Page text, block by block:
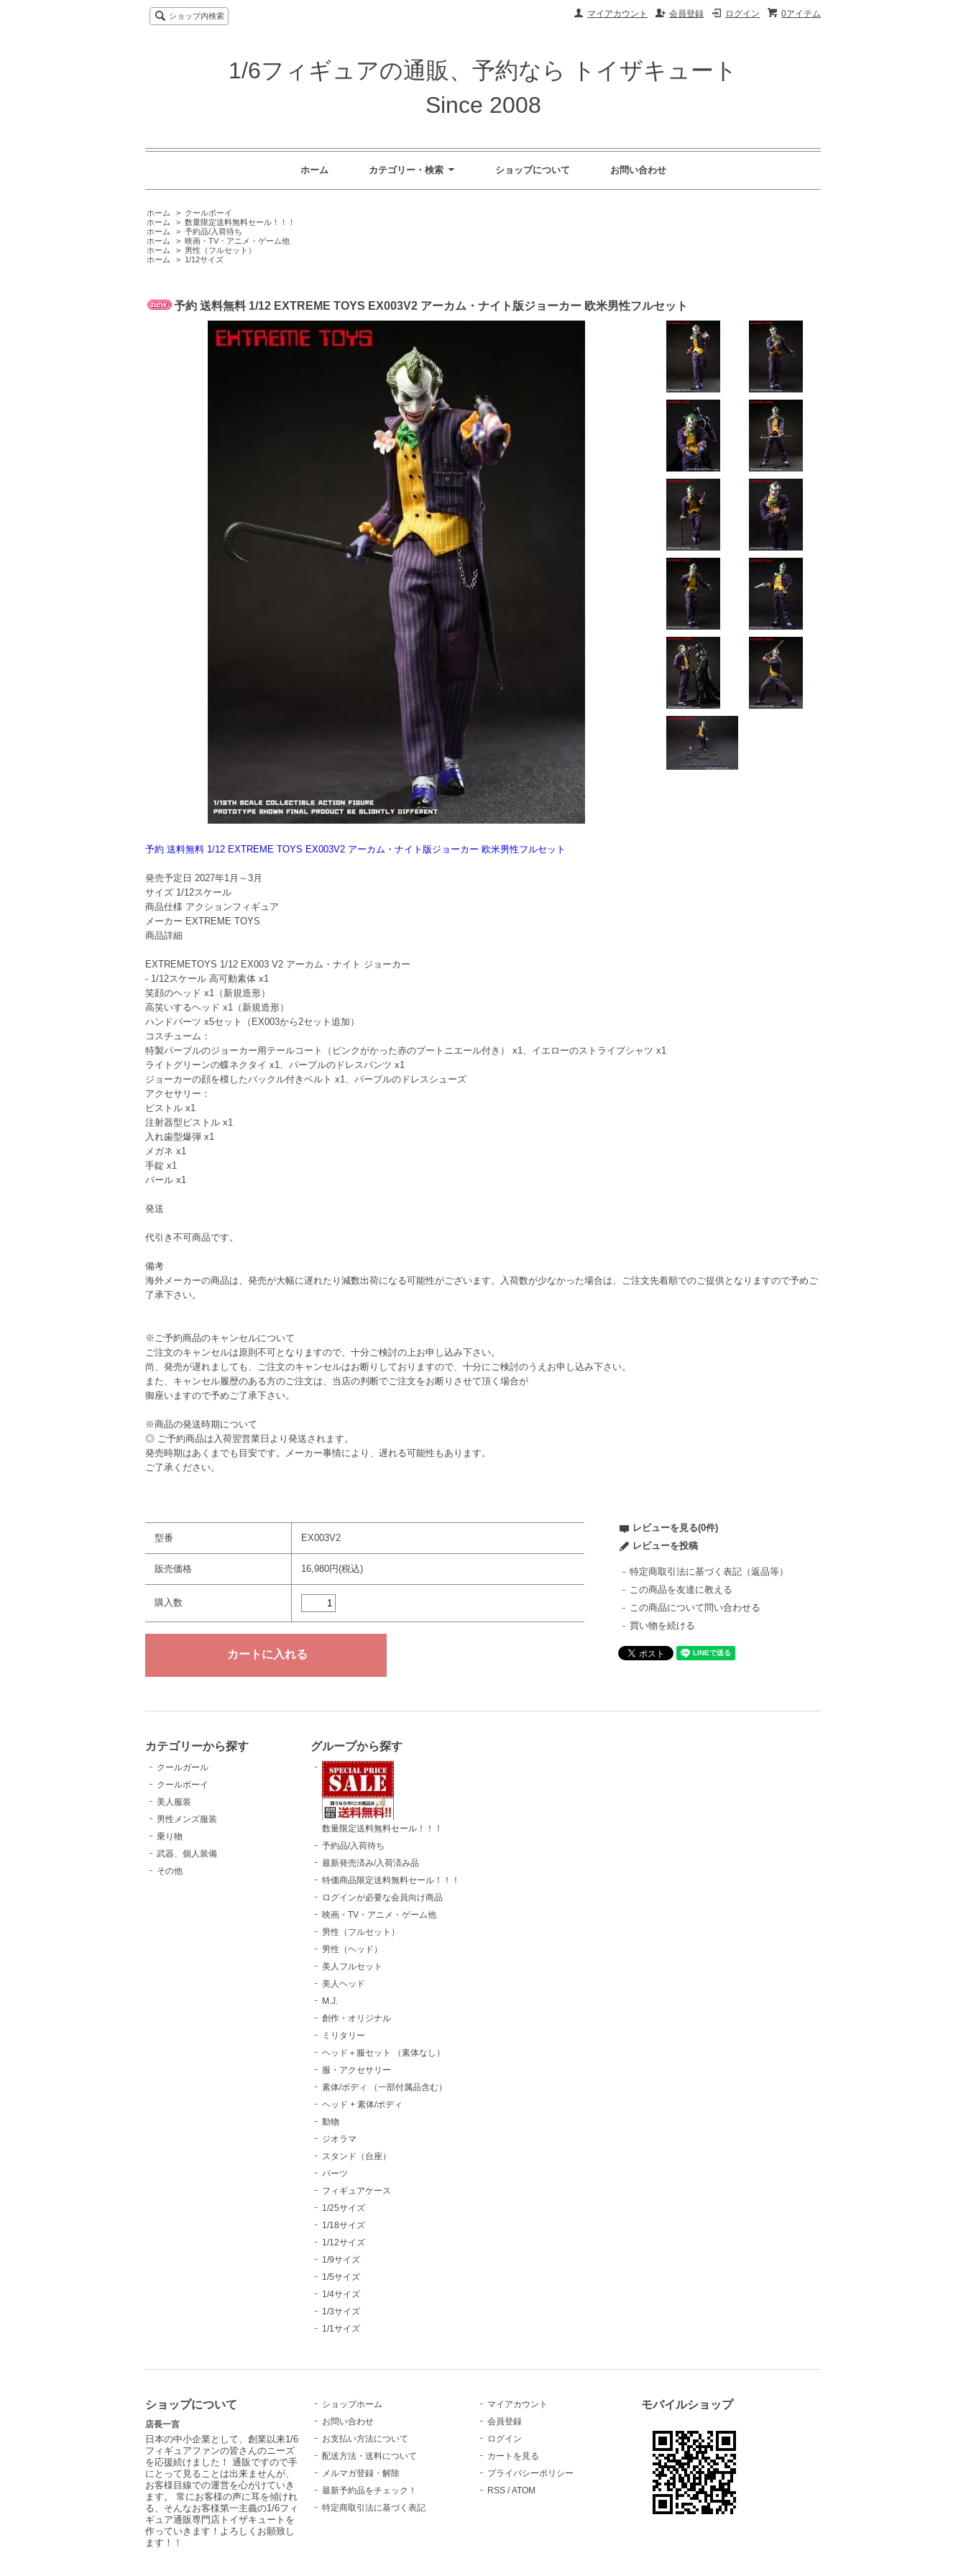
0アイテム
ログイン
会員登録
マイアカウント
ショップ内検索
1/6フィギュアの通販、予約なら トイザキュート
Since 2008
ホーム カテゴリー・検索 ショップについて お問い合わせ
ホーム > クールボーイ
ホーム
> 数量限定送料無料セール！！！
ホーム
> 予約品/入荷待ち
ホーム
> 映画・TV・アニメ・ゲーム他
ホーム
> 男性（フルセット）
ホーム
> 1/12サイズ
予約 送料無料 1/12 EXTREME TOYS EX003V2 アーカム・ナイト版ジョーカー 欧米男性フルセット
予約 送料無料 1/12 EXTREME TOYS EX003V2 アーカム・ナイト版ジョーカー 欧米男性フルセット
発売予定日 2027年1月～3月
サイズ 1/12スケール
商品仕様 アクションフィギュア
メーカー EXTREME TOYS
商品詳細
EXTREMETOYS 1/12 EX003 V2 アーカム・ナイト ジョーカー
- 1/12スケール 高可動素体 x1
笑顔のヘッド x1（新規造形）
高笑いするヘッド x1（新規造形）
ハンドパーツ x5セット（EX003から2セット追加）
コスチューム：
特製パープルのジョーカー用テールコート（ピンクがかった赤のブートニエール付き） x1、イエローのストライプシャツ x1
ライトグリーンの蝶ネクタイ x1、パープルのドレスパンツ x1
ジョーカーの顔を模したバックル付きベルト x1、パープルのドレスシューズ
アクセサリー：
ピストル x1
注射器型ピストル x1
入れ歯型爆弾 x1
メガネ x1
手錠 x1
バール x1
発送
代引き不可商品です。
備考
海外メーカーの商品は、発売が大幅に遅れたり減数出荷になる可能性がございます。入荷数が少なかった場合は、ご注文先着順でのご提供となりますので予めご
了承下さい。
※ご予約商品のキャンセルについて
ご注文のキャンセルは原則不可となりますので、十分ご検討の上お申し込み下さい。
尚、発売が遅れましても、ご注文のキャンセルはお断りしておりますので、十分にご検討のうえお申し込み下さい。
また、キャンセル履歴のある方のご注文は、当店の判断でご注文をお断りさせて頂く場合が
御座いますので予めご了承下さい。
※商品の発送時期について
◎ ご予約商品は入荷翌営業日より発送されます。
発売時期はあくまでも目安です。メーカー事情により、遅れる可能性もあります。
ご了承ください。
型番 EX003V2
販売価格 16,980円(税込)
購入数
レビューを見る(0件)
レビューを投稿
特定商取引法に基づく表記（返品等）
この商品を友達に教える
この商品について問い合わせる
買い物を続ける
カテゴリーから探す
クールガール
クールボーイ
美人服装
男性メンズ服装
乗り物
武器、個人装備
その他
グループから探す
数量限定送料無料セール！！！
予約品/入荷待ち
最新発売済み/入荷済み品
特価商品限定送料無料セール！！！
ログインが必要な会員向け商品
映画・TV・アニメ・ゲーム他
男性（フルセット）
男性（ヘッド）
美人フルセット
美人ヘッド
M.J.
創作・オリジナル
ミリタリー
ヘッド＋服セット （素体なし）
服・アクセサリー
素体/ボディ （一部付属品含む）
ヘッド + 素体/ボディ
動物
ジオラマ
スタンド（台座）
パーツ
フィギュアケース
1/25サイズ
1/18サイズ
1/12サイズ
1/9サイズ
1/5サイズ
1/4サイズ
1/3サイズ
1/1サイズ
ショップについて
店長一言
日本の中小企業として、創業以来1/6
フィギュアファンの皆さんのニーズ
を応援続けました！ 通販ですので手
にとって見ることは出来ませんが、
お客様目線での運営を心がけていき
ます。 常にお客様の声に耳を傾けれ
る、そんなお客様第一主義の1/6フィ
ギュア通販専門店トイザキュートを
作っていきます！よろしくお願致し
ます！！
ショップホーム
お問い合わせ
お支払い方法について
配送方法・送料について
メルマガ登録・解除
最新予約品をチェック！
特定商取引法に基づく表記
マイアカウント
会員登録
ログイン
カートを見る
プライバシーポリシー
RSS /ATOM
モバイルショップ